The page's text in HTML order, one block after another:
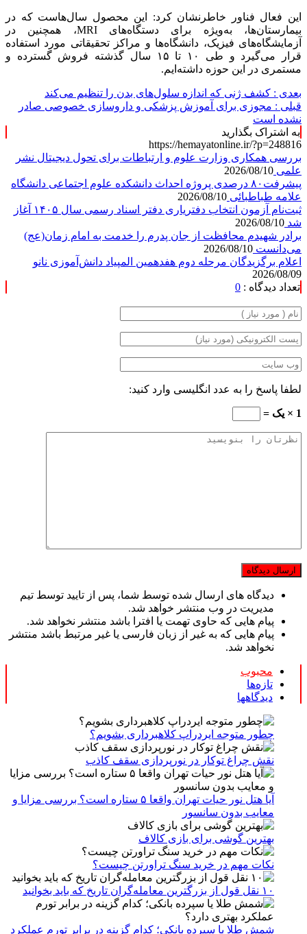
این فعال فناور خاطرنشان کرد: این محصول سال‌هاست که در
بیمارستان‌ها، به‌ویژه برای دستگاه‌های MRI، همچنین در
آزمایشگاه‌های فیزیک، دانشگاه‌ها و مراکز تحقیقاتی مورد استفاده
قرار می‌گیرد و طی ۱۰ تا ۱۵ سال گذشته فروش گسترده و
مستمری در این حوزه داشته‌ایم.
بعدی : کشف ژنی که اندازه سلول‌های بدن را تنظیم می‌کند
قبلی : مجوزی برای آموزش پزشکی و داروسازی خصوصی صادر
نشده است
به اشتراک بگذارید
https://hemayatonline.ir/?p=248816
بررسی همکاری وزارت علوم و ارتباطات برای تحول دیجیتال نشر
علمی 2026/08/10
پیشرفت۸۰ درصدی پروژه احداث دانشکده علوم اجتماعی دانشگاه
علامه طباطبائی 2026/08/10
ثبت‌نام آزمون انتخاب دفتریاری دفتر اسناد رسمی سال ۱۴۰۵ آغاز
شد 2026/08/10
برادر شهیدم محافظت از جان پدرم را خدمت به امام زمان(عج)
می‌دانست 2026/08/10
اعلام برگزیدگان مرحله دوم هفدهمین المپیاد دانش‌آموزی نانو
2026/08/09
تعداد دیدگاه : 0
لطفا پاسخ را به عدد انگلیسی وارد کنید:
1 × یک =
دیدگاه های ارسال شده توسط شما، پس از تایید توسط تیم
مدیریت در وب منتشر خواهد شد.
پیام هایی که حاوی تهمت یا افترا باشد منتشر نخواهد شد.
پیام هایی که به غیر از زبان فارسی یا غیر مرتبط باشد منتشر
نخواهد شد.
محبوب
تازه‌ها
دیدگاهها
چطور متوجه ایردراپ کلاهبرداری بشویم؟
نقش چراغ توکار در نورپردازی سقف کاذب
آیا هتل نور حیات تهران واقعا ۵ ستاره است؟ بررسی مزایا و
معایب بدون سانسور
بهترین گوشی برای بازی کالاف
نکات مهم در خرید سنگ تراورتن چیست؟
۱۰ نقل قول از بزرگترین معامله‌گران تاریخ که باید بخوانید
شمش طلا یا سپرده بانکی؛ کدام گزینه در برابر تورم عملکرد